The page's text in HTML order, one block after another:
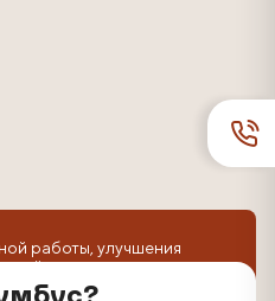
работы, улучшения
сайте используются
использование веб-